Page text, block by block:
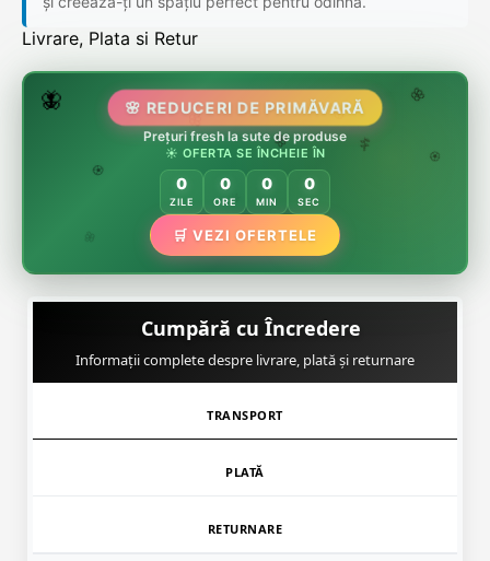
Livrare, Plata si Retur
🌸
🌸
🏵️
🌷
🦋 🌸 REDUCERI DE PRIMĂVARĂ
Prețuri fresh la sute de produse
☀️ OFERTA SE ÎNCHEIE ÎN
0
ZILE
0
ORE
0
MIN
0
SEC
🛒 VEZI OFERTELE
Cumpără cu Încredere
Informații complete despre livrare, plată și returnare
TRANSPORT
PLATĂ
RETURNARE